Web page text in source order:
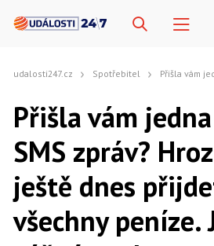
udalosti247.cz Spotřebitel Přišla vám jedna z těchto SMS zpráv?
Přišla vám
SMS zpráv?
ještě dnes
všechny peníze.